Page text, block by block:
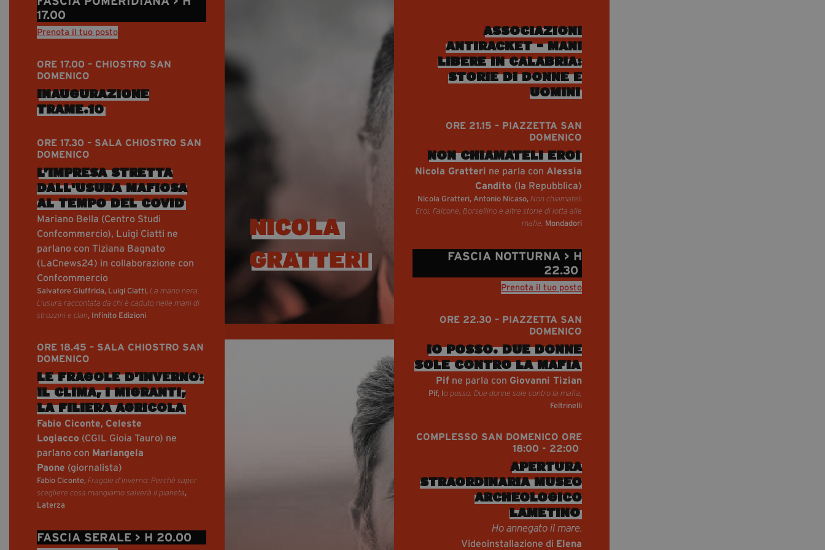
17.00
Prenota il tuo posto
ORE 17.00 – CHIOSTRO SAN
DOMENICO
INAUGURAZIONE
TRAME.10
ORE 17.30 – SALA CHIOSTRO SAN
DOMENICO
L’IMPRESA STRETTA
DALL'USURA MAFIOSA
AL TEMPO DEL COVID
Mariano Bella (Centro Studi
Confcommercio), Luigi Ciatti ne
parlano con Tiziana Bagnato
(LaCnews24) in collaborazione con
Confcommercio
Salvatore Giuffrida, Luigi Ciatti, La mano nera.
L'usura raccontata da chi è caduto nelle mani di
strozzini e clan, Infinito Edizioni
ORE 18.45 – SALA CHIOSTRO SAN
DOMENICO
LE FRAGOLE D’INVERNO:
IL CLIMA, I MIGRANTI,
LA FILIERA AGRICOLA
Fabio Ciconte, Celeste
Logiacco (CGIL Gioia Tauro) ne
parlano con Mariangela
Paone (giornalista)
Fabio Ciconte, Fragole d’inverno: Perchè saper
scegliere cosa mangiamo salverà il pianeta,
Laterza
FASCIA SERALE > H 20.00
ASSOCIAZIONI
ANTIRACKET - MANI
LIBERE IN CALABRIA:
STORIE DI DONNE E
UOMINI
ORE 21.15 – PIAZZETTA SAN
DOMENICO
NON CHIAMATELI EROI
Nicola Gratteri ne parla con Alessia
Candito (la Repubblica)
Nicola Gratteri, Antonio Nicaso, Non chiamateli
Eroi. Falcone, Borsellino e altre storie di lotta alle
mafie, Mondadori
FASCIA NOTTURNA > H
22.30
Prenota il tuo posto
ORE 22.30 – PIAZZETTA SAN
DOMENICO
IO POSSO. DUE DONNE
SOLE CONTRO LA MAFIA
Pifne parla con Giovanni Tizian
Pif, Io posso. Due donne sole contro la mafia,
Feltrinelli
COMPLESSO SAN DOMENICO ORE
18:00 - 22:00
APERTURA
STRAORDINARIA MUSEO
ARCHEOLOGICO
LAMETINO
Ho annegato il mare.
Videoinstallazione di Elena